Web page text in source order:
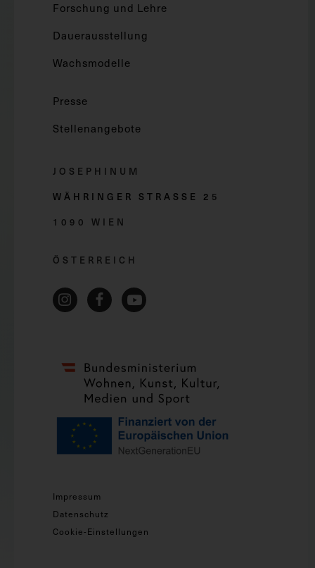
Forschung und Lehre
Dauerausstellung
Wachsmodelle
Presse
Stellenangebote
JOSEPHINUM
WÄHRINGER STRASSE 2 5
1090 WIEN
ÖSTERREICH
Impressum
Datenschutz
Cookie-Einstellungen